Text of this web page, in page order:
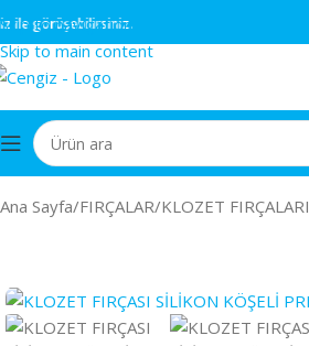
Skip to navigation
Skip to main content
görüşebilirsiniz.
Ana Sayfa/FIRÇALAR/KLOZET FIRÇALARI